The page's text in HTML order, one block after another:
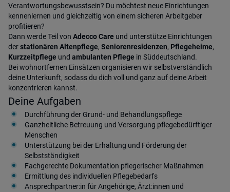
Verantwortungsbewusstsein? Du möchtest neue Einrichtungen
kennenlernen und gleichzeitig von einem sicheren Arbeitgeber
profitieren?
Dann werde Teil von Adecco Care und unterstütze Einrichtungen
derstationären Altenpflege, Seniorenresidenzen, Pflegeheime,
Kurzzeitpflege und ambulanten Pflege in Süddeutschland.
Bei wohnortfernen Einsätzen organisieren wir selbstverständlich
deine Unterkunft, sodass du dich voll und ganz auf deine Arbeit
konzentrieren kannst.
Deine Aufgaben
Durchführung der Grund- und Behandlungspflege
Ganzheitliche Betreuung und Versorgung pflegebedürftiger
Menschen
Unterstützung bei der Erhaltung und Förderung der
Selbstständigkeit
Fachgerechte Dokumentation pflegerischer Maßnahmen
Ermittlung des individuellen Pflegebedarfs
Ansprechpartner:in für Angehörige, Ärzt:innen und